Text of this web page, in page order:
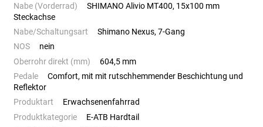
Nabe (Vorderrad)
SHIMANO Alivio MT400, 15x100 mm
Steckachse
Nabe/Schaltungsart
Shimano Nexus, 7-Gang
NOS
nein
Oberrohr direkt (mm)
604,5 mm
Pedale
Comfort, mit mit rutschhemmender Beschichtung und
Reflektor
Produktart
Erwachsenenfahrrad
Produktkategorie
E-ATB Hardtail